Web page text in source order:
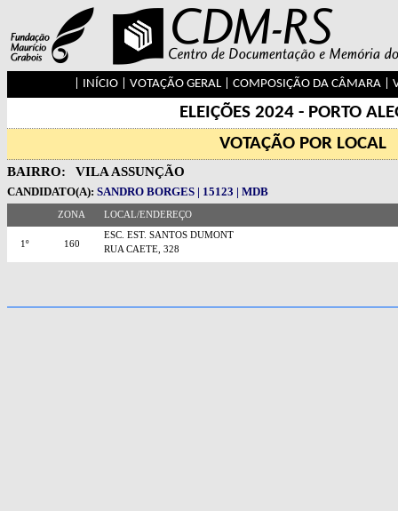
INÍCIO| VOTAÇÃO GERAL| COMPOSIÇÃO DA CÂMARA|
ELEIÇÕES 2024 - PORTO
VOTAÇÃO POR LOCAL
BAIRRO: VILA ASSUNÇÃO
CANDIDATO(A): SANDRO BORGES | 15123 | MDB
ZONA LOCAL/ENDEREÇO
1º 160
ESC. EST. SANTOS DUMONT
RUA CAETE, 328